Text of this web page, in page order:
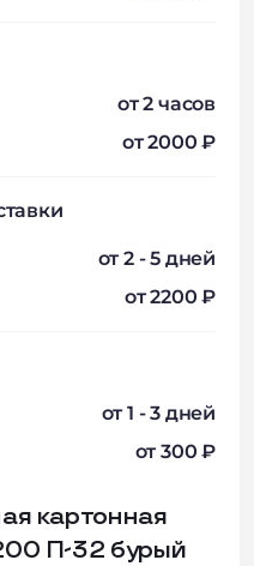
от 2 часов
от 2000 ₽
от 2 - 5 дней
от 2200 ₽
от 1 - 3 дней
от 300 ₽
картонная
П-32 бурый